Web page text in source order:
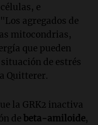
e
agregados de
mitocondrias,
que pueden
de estrés
Quitterer.
la GRK2 inactiva
de beta-amiloide,